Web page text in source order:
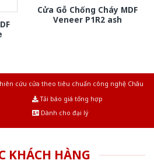
Cửa Gỗ Chống Cháy MDF
Veneer P1R2 ash
cứu cửa theo tiêu chuẩn công nghệ Châu
Tải báo giá tổng hợp
Dành cho đại lý
KHÁCH HÀNG